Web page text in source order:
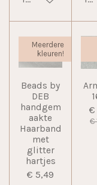
Meerdere
kleuren!
Beads by
DEB
handgem
aakte
Haarband
met
glitter
hartjes
€ 5,49
€
€